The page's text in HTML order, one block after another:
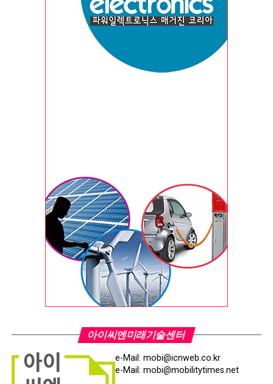
아이씨엔미래기술센터
e-Mail: mobi@icnweb.co.kr
e-Mail: mobi@mobilitytimes.net